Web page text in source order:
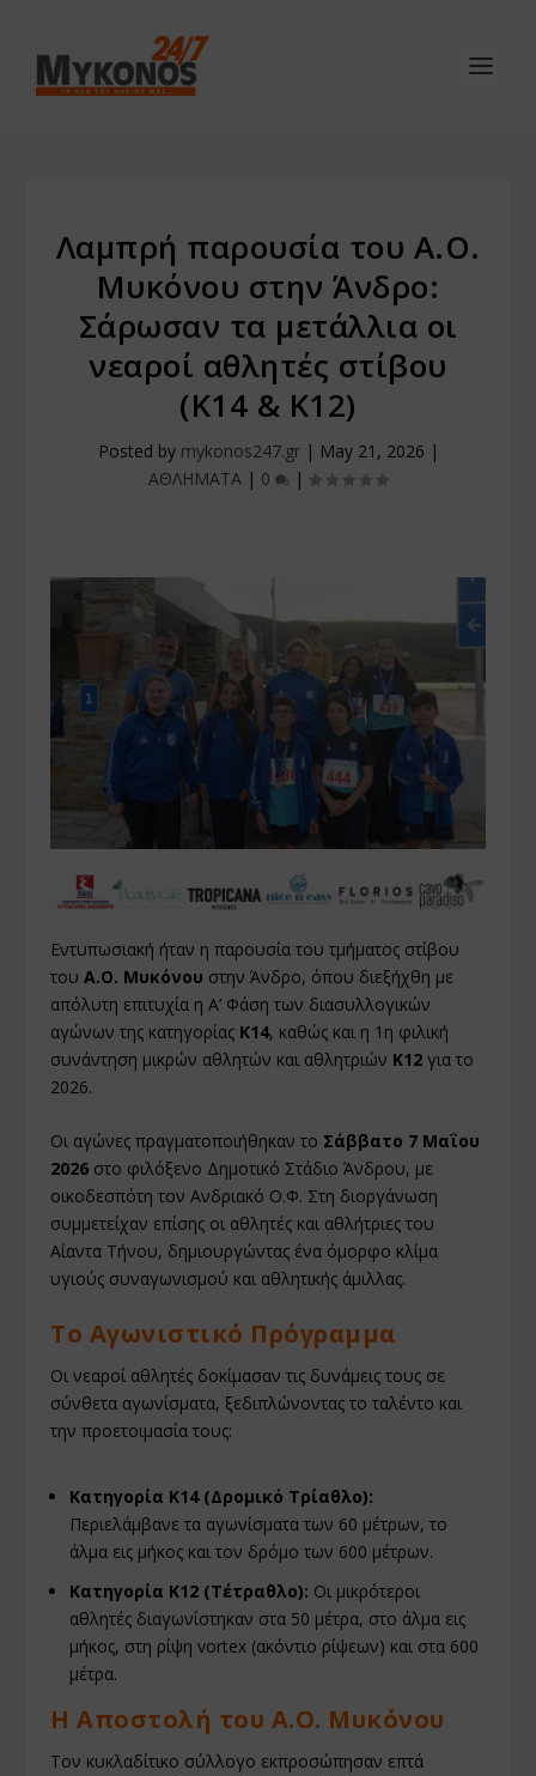
Λαμπρή παρουσία του Α.Ο.
Μυκόνου στην Άνδρο:
Σάρωσαν τα μετάλλια οι
νεαροί αθλητές στίβου
(Κ14 & Κ12)
Posted by mykonos247.gr| May 21, 2026 |
ΑΘΛΗΜΑΤΑ | 0 |
Εντυπωσιακή ήταν η παρουσία του τμήματος στίβου
τουΑ.Ο. Μυκόνου στην Άνδρο, όπου διεξήχθη με
απόλυτη επιτυχία η Α’ Φάση των διασυλλογικών
αγώνων της κατηγορίας Κ14, καθώς και η 1η φιλική
συνάντηση μικρών αθλητών και αθλητριών Κ12 για το
2026.
Οι αγώνες πραγματοποιήθηκαν το Σάββατο 7 Μαΐου
2026 στο φιλόξενο Δημοτικό Στάδιο Άνδρου, με
οικοδεσπότη τον Ανδριακό Ο.Φ. Στη διοργάνωση
συμμετείχαν επίσης οι αθλητές και αθλήτριες του
Αίαντα Τήνου, δημιουργώντας ένα όμορφο κλίμα
υγιούς συναγωνισμού και αθλητικής άμιλλας.
Το Αγωνιστικό Πρόγραμμα
Οι νεαροί αθλητές δοκίμασαν τις δυνάμεις τους σε
σύνθετα αγωνίσματα, ξεδιπλώνοντας το ταλέντο και
την προετοιμασία τους:
Κατηγορία Κ14 (Δρομικό Τρίαθλο):
Περιελάμβανε τα αγωνίσματα των 60 μέτρων, το
άλμα εις μήκος και τον δρόμο των 600 μέτρων.
Κατηγορία Κ12 (Τέτραθλο): Οι μικρότεροι
αθλητές διαγωνίστηκαν στα 50 μέτρα, στο άλμα εις
μήκος, στη ρίψη vortex (ακόντιο ρίψεων) και στα 600
μέτρα.
Η Αποστολή του Α.Ο. Μυκόνου
Τον κυκλαδίτικο σύλλογο εκπροσώπησαν επτά